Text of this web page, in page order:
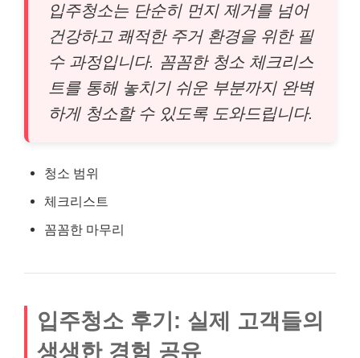
입주청소는 단순히 먼지 제거를 넘어
건강하고 쾌적한 주거 환경을 위한 필
수 과정입니다. 꼼꼼한 청소 체크리스
트를 통해 놓치기 쉬운 부분까지 완벽
하게 청소할 수 있도록 도와드립니다.
청소 범위
체크리스트
꼼꼼한 마무리
입주청소 후기: 실제 고객들의
생생한 경험 공유